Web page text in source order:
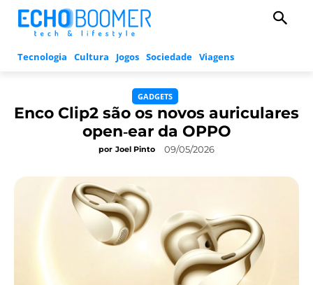
Tecnologia Cultura Jogos Sociedade Viagens
GADGETS
Enco Clip2 são os novos auriculares
open‑ear da OPPO
por Joel Pinto 09/05/2026